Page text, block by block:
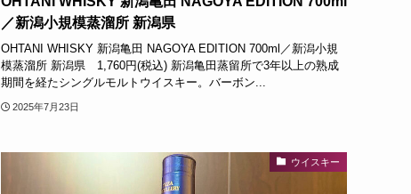
／新潟小規模蒸溜所 新潟県
OHTANI WHISKY 新潟亀田 NAGOYA EDITION 700ml／新潟小規
模蒸溜所 新潟県 1,760円(税込) 新潟亀田蒸留所で3年以上の熟成
期間を経たシングルモルトウイスキー。バーボン...
2025年7月23日
ウイスキー